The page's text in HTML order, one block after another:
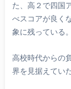
た、高２で四国
べスコアが良く
象に残っている。
高校時代からの
界を見据えてい